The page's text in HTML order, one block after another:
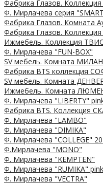
Фабрика Глазов.
Ф. Мирлачева серия
Фабрика Глазов. Комната
Фабрика Глазов. Коллекция
Ижмебель. Коллекция
Ф. Мирлачева "FUN-BOX"
SV мебель. Комната МИЛАН
Фабрика BTS коллекция
SV мебель. Комната
Ижмебель. Комната
Ф. Мирлачева "LIBERTY"
Фабрика BTS. Коллекция
Ф. Мирлачева "LAMBO"
Ф. Мирлачева "DIMIKA"
Ф. Мирлачева "COLLEGE"
Ф.Мирлачева "MONO"
Ф. Мирлачева "KEMPTEN"
Ф. Мирлачева "RUMIKA"
Ф. Мирлачева "VECTRA"